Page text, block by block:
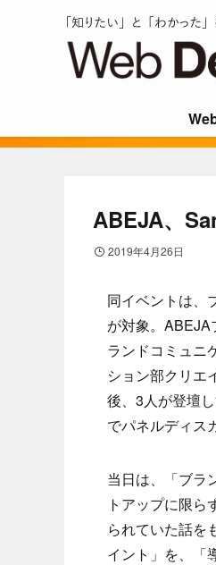
ABEJA、
2019年4月26日
同イベントは、
が対象。
ランドコミュニ
ション部クリエ
後、3人が登壇
でパネルディス
当日は、「ブラ
トアップに限
られていた話を
イント」を、「